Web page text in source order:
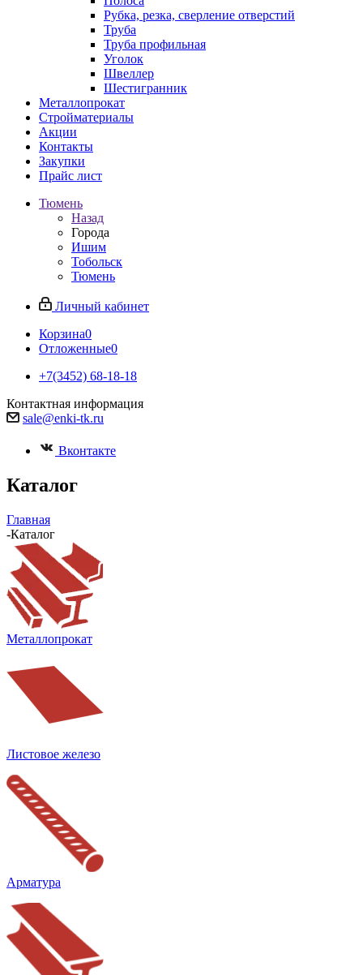
Рубка, резка, сверление отверстий
Труба
Труба профильная
Уголок
Швеллер
Шестигранник
Металлопрокат
Стройматериалы
Акции
Контакты
Закупки
Прайс лист
Тюмень
Назад
Города
Ишим
Тобольск
Тюмень
Личный кабинет
Корзина0
Отложенные0
+7(3452) 68-18-18
Контактная информация
sale@enki-tk.ru
Вконтакте
Каталог
Главная
-Каталог
Металлопрокат
Листовое железо
Арматура